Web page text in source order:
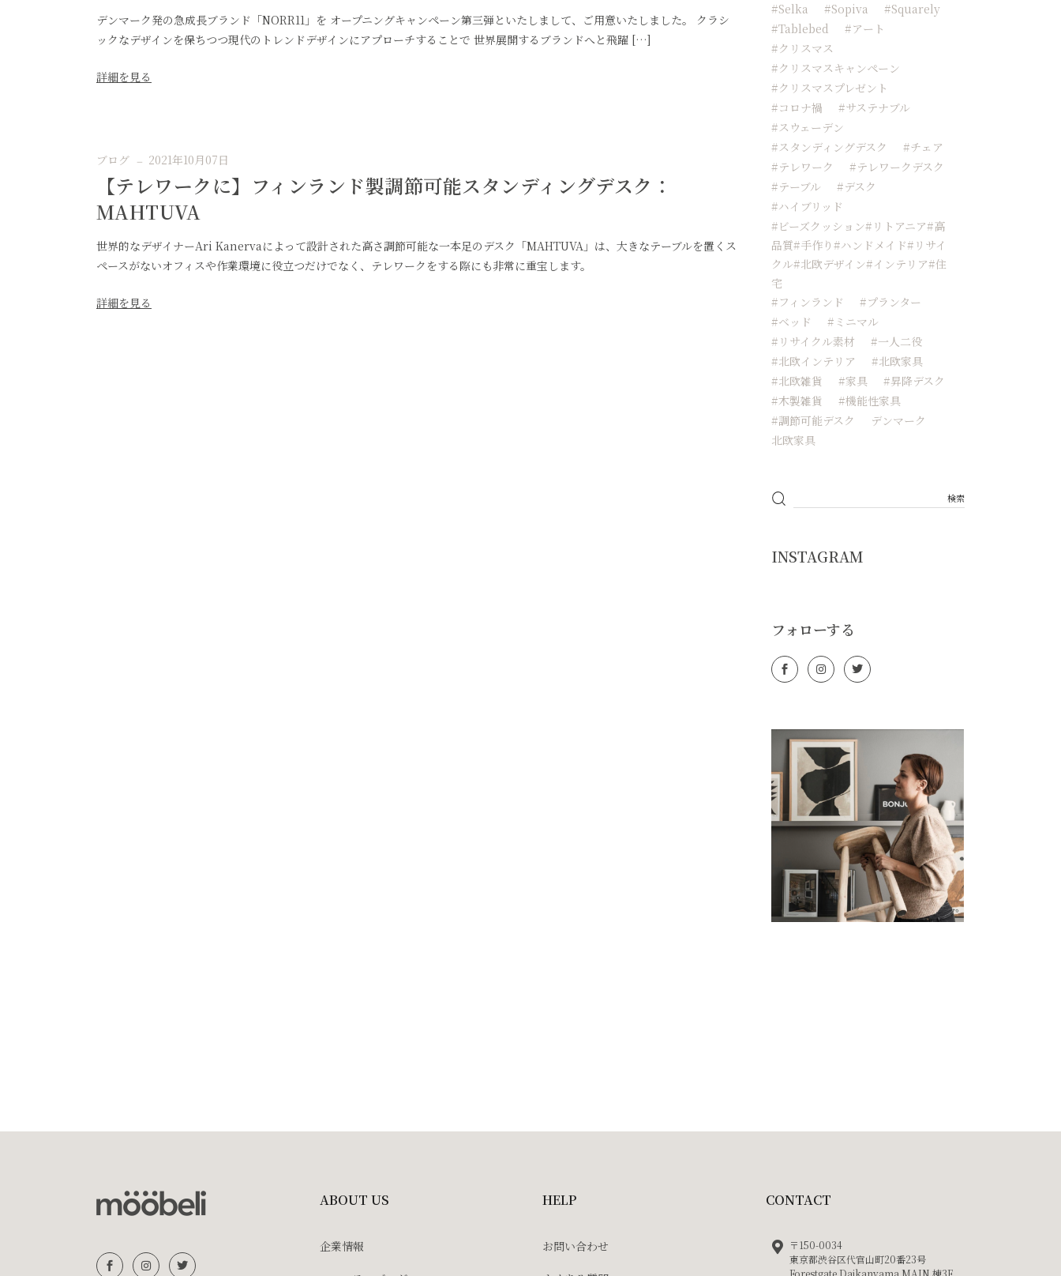
デンマーク発の急成長ブランド「NORR11」を オープニングキャンペーン第三弾といたしまして、ご用意いたしました。 クラシ
ックなデザインを保ちつつ現代のトレンドデザインにアプローチすることで 世界展開するブランドへと飛躍 […]
詳細を見る
ブログ 2021年10月07日
【テレワークに】フィンランド製調節可能スタンディングデスク：
MAHTUVA
世界的なデザイナーAri Kanervaによって設計された高さ調節可能な一本足のデスク「MAHTUVA」は、大きなテーブルを置くス
ペースがないオフィスや作業環境に役立つだけでなく、テレワークをする際にも非常に重宝します。
詳細を見る
#Selka
#sopiva
#squarely
#tablebed
#アート
#クリスマス
#クリスマスキャンペーン
#クリスマスプレゼント
#コロナ禍
#サステナブル
#スウェーデン
#スタンディングデスク
#チェア
#テレワーク
#テレワークデスク
#テーブル
#デスク
#ハイブリッド
#ビーズクッション#リトアニア#高
品質#手作り#ハンドメイド#リサイ
クル#北欧デザイン#インテリア#住
宅
#フィンランド
#プランター
#ベッド
#ミニマル
#リサイクル素材
#一人二役
#北欧インテリア
#北欧家具
#北欧雑貨
#家具
#昇降デスク
#木製雑貨
#機能性家具
#調節可能デスク
デンマーク
北欧家具
INSTAGRAM
フォローする
ABOUT US
企業情報
HELP
お問い合わせ
CONTACT
〒150-0034
東京都渋谷区代官山町20番23号
Forestgate Daikanyama MAIN 棟3F